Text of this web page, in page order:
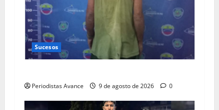
Sucesos
Periodistas Avance 9 de agosto de 2026 0